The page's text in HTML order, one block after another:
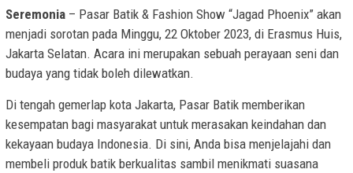
Seremonia – Pasar Batik & Fashion Show “Jagad Phoenix” akan
menjadi sorotan pada Minggu, 22 Oktober 2023, di Erasmus Huis,
Jakarta Selatan. Acara ini merupakan sebuah perayaan seni dan
budaya yang tidak boleh dilewatkan.
Di tengah gemerlap kota Jakarta, Pasar Batik memberikan
kesempatan bagi masyarakat untuk merasakan keindahan dan
kekayaan budaya Indonesia. Di sini, Anda bisa menjelajahi dan
membeli produk batik berkualitas sambil menikmati suasana